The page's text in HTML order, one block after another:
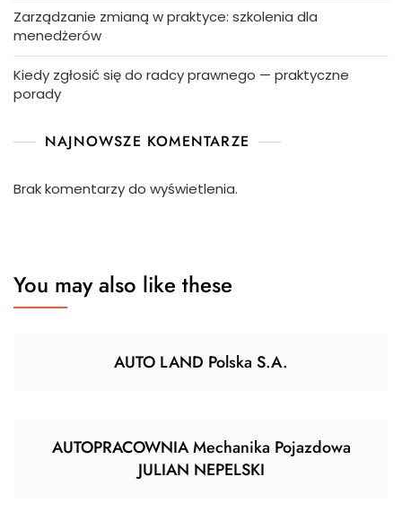
Zarządzanie zmianą w praktyce: szkolenia dla
menedżerów
Kiedy zgłosić się do radcy prawnego — praktyczne
porady
NAJNOWSZE KOMENTARZE
Brak komentarzy do wyświetlenia.
You may also like these
AUTO LAND Polska S.A.
AUTOPRACOWNIA Mechanika Pojazdowa
JULIAN NEPELSKI